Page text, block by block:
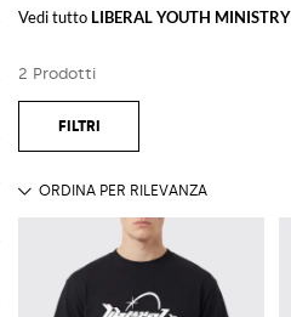
Vedi tutto LIBERAL YOUTH MINISTRY
2 Prodotti